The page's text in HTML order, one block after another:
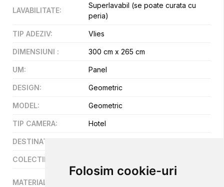
Folosim cookie-uri
LAVABILITATE:
Superlavabil (se poate curata cu
peria)
TIP ADEZIV: Vlies
DIMENSIUNI : 300 cm x 265 cm
UM: Panel
DESIGN: Geometric
MODEL: Geometric
TIP CAMERA: Hotel
DESTINATIE
COLECTII
MATERIAL
Vinil pe suport vlies (fibre